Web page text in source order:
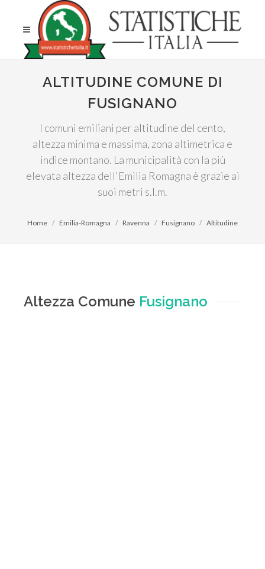
ALTITUDINE COMUNE DI
FUSIGNANO
I comuni emiliani per altitudine del cento,
altezza minima e massima, zona altimetrica e
indice montano. La municipalità con la più
elevata altezza dell'Emilia Romagna è grazie ai
suoi metri s.l.m.
Home Emilia-Romagna Ravenna Fusignano Altitudine
Altezza Comune Fusignano